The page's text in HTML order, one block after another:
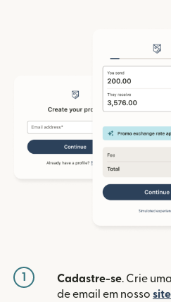
1 Cadastre-se. Crie
de email em nosso site